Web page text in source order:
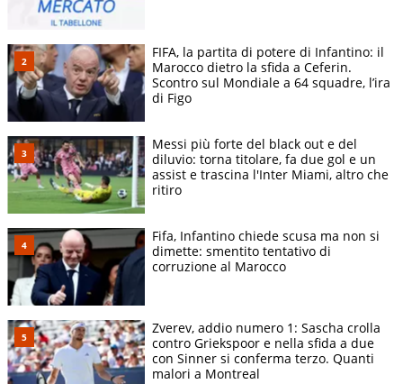
FIFA, la partita di potere di Infantino: il
Marocco dietro la sfida a Ceferin.
Scontro sul Mondiale a 64 squadre, l’ira
di Figo
Messi più forte del black out e del
diluvio: torna titolare, fa due gol e un
assist e trascina l'Inter Miami, altro che
ritiro
Fifa, Infantino chiede scusa ma non si
dimette: smentito tentativo di
corruzione al Marocco
Zverev, addio numero 1: Sascha crolla
contro Griekspoor e nella sfida a due
con Sinner si conferma terzo. Quanti
malori a Montreal